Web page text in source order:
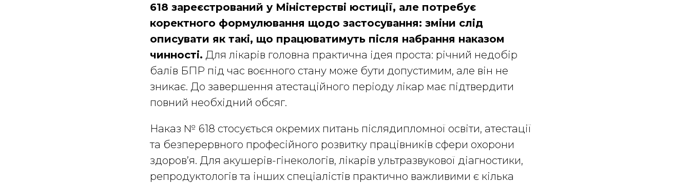
618 зареєстрований у Міністерстві юстиції, але потребує
коректного формулювання щодо застосування: зміни слід
описувати як такі, що працюватимуть після набрання наказом
чинності. Для лікарів головна практична ідея проста: річний недобір
балів БПР під час воєнного стану може бути допустимим, але він не
зникає. До завершення атестаційного періоду лікар має підтвердити
повний необхідний обсяг.
Наказ № 618 стосується окремих питань післядипломної освіти, атестації
та безперервного професійного розвитку працівників сфери охорони
здоров’я. Для акушерів-гінекологів, лікарів ультразвукової діагностики,
репродуктологів та інших спеціалістів практично важливими є кілька